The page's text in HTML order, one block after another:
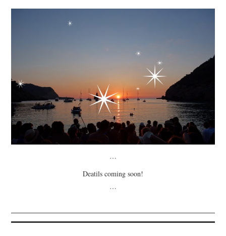
…
Deatils coming soon!
…